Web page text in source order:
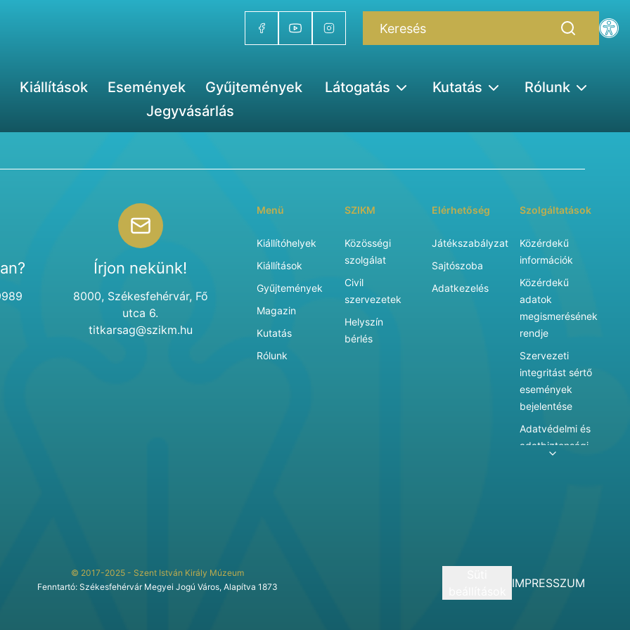
Kiállítások Események Gyűjtemények Látogatás Kutatás
Rólunk
Jegyvásárlás
Írjon nekünk!
8000, Székesfehérvár, Fő
utca 6.
titkarsag@szikm.hu
Menü
Kiállítóhelyek
Kiállítások
Gyűjtemények
Magazin
Kutatás
Rólunk
SZIKM
Közösségi
szolgálat
Civil
szervezetek
Helyszín
bérlés
Elérhetőség
Játékszabályzat
Sajtószoba
Adatkezelés
Szolgáltatások
Közérdekű
információk
Közérdekű
adatok
megismerésének
rendje
Szervezeti
integritást sértő
események
bejelentése
Adatvédelmi és
adatbiztonsági
szolgáltatásai
© 2017-2025 - Szent István Király Múzeum
Fenntartó: Székesfehérvár Megyei Jogú Város, Alapítva 1873
IMPRESSZUM